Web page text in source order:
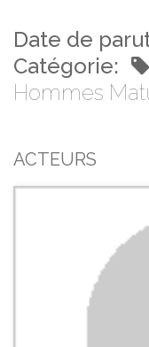
Date de
Catégorie:
Hommes
ACTEURS